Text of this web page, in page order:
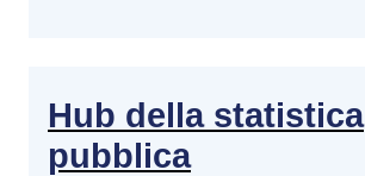
Hub della statistica
pubblica